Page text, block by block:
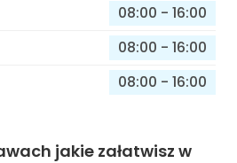
08:00 - 16:00
08:00 - 16:00
08:00 - 16:00
jakie załatwisz w